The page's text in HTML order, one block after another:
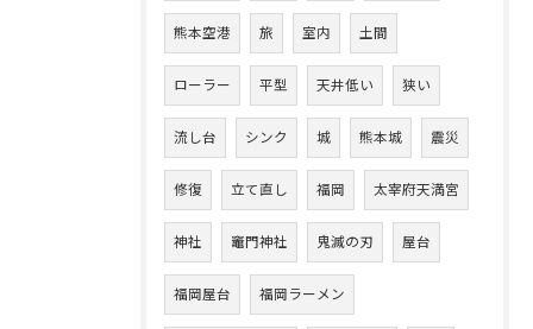
熊本空港 旅 室内 土間
ローラー 平型 天井低い 狭い
流し台 シンク 城 熊本城 震災
修復 立て直し 福岡 太宰府天満宮
神社 竈門神社 鬼滅の刃 屋台
福岡屋台 福岡ラーメン